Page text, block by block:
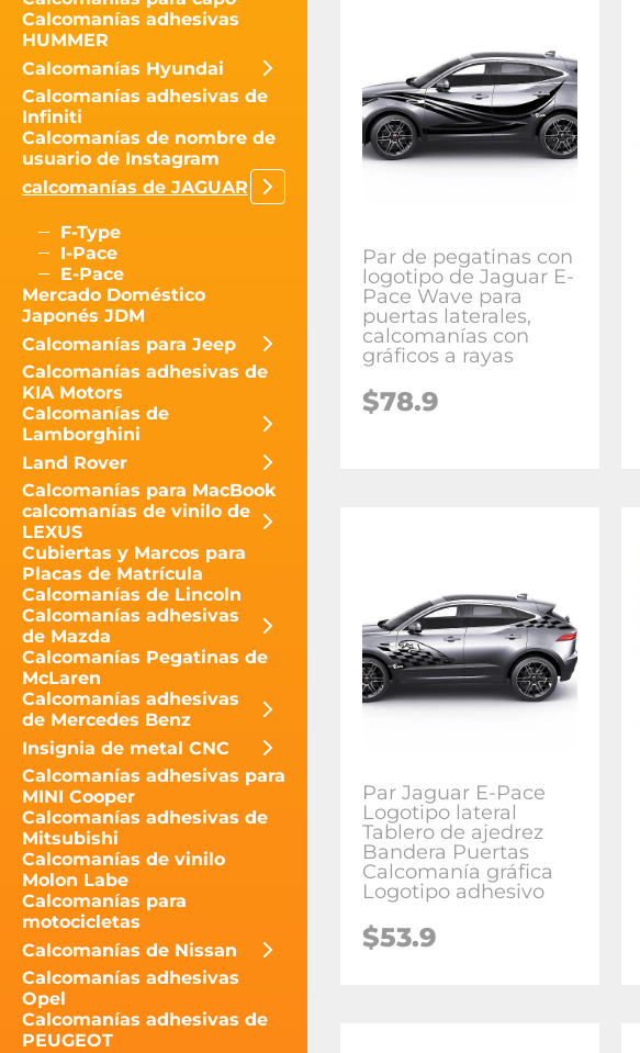
Calcomanías adhesivas
HUMMER
Calcomanías Hyundai
Calcomanías adhesivas de
Infiniti
Calcomanías de nombre de
usuario de Instagram
calcomanías de JAGUAR
F-Type
I-Pace
E-Pace
Mercado Doméstico
Japonés JDM
Calcomanías para Jeep
Calcomanías adhesivas de
KIA Motors
Calcomanías de
Lamborghini
Land Rover
Calcomanías para MacBook
calcomanías de vinilo de
LEXUS
Cubiertas y Marcos para
Placas de Matrícula
Calcomanías de Lincoln
Calcomanías adhesivas
de Mazda
Calcomanías Pegatinas de
McLaren
Calcomanías adhesivas
de Mercedes Benz
Insignia de metal CNC
Calcomanías adhesivas para
MINI Cooper
Calcomanías adhesivas de
Mitsubishi
Calcomanías de vinilo
Molon Labe
Calcomanías para
motocicletas
Calcomanías de Nissan
Calcomanías adhesivas
Opel
Calcomanías adhesivas de
PEUGEOT
Par de pegatinas con
logotipo de Jaguar E-
Pace Wave para
puertas laterales,
calcomanías con
gráficos a rayas
$78.9
Par Jaguar E-Pace
Logotipo lateral
Tablero de ajedrez
Bandera Puertas
Calcomanía gráfica
Logotipo adhesivo
$53.9